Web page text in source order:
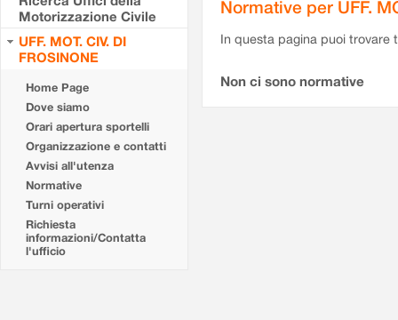
Motorizzazione Civile
UFF. MOT. CIV. DI
FROSINONE
Home Page
Dove siamo
Orari apertura sportelli
Organizzazione e contatti
Avvisi all'utenza
Normative
Turni operativi
Richiesta
informazioni/Contatta
l'ufficio
Normative per UFF.
In questa pagina puoi
Non ci sono normative